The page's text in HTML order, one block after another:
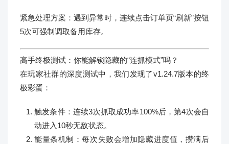
紧急处理方案：遇到异常时，连续点击订单页“刷新”按钮
5次可强制调取备用库存。
高手终极测试：你能解锁隐藏的“连抓模式”吗？
在玩家社群的深度测试中，我们发现了v1.24.7版本的终
极彩蛋：
触发条件：连续3次抓取成功率100%后，第4次会自
动进入10秒无敌状态。
能量条机制：每次失败会增加隐藏进度值，攒满后